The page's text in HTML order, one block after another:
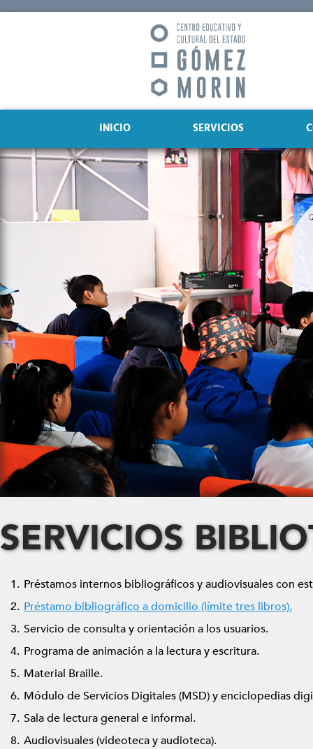
INICIO SERVICIOS
SERVICIOS
Préstamos internos bibliográficos y audiovisuales con
Préstamo bibliográfico a domicilio (límite tres libros).
Servicio de consulta y orientación a los usuarios.
Programa de animación a la lectura y escritura.
Material Braille.
Módulo de Servicios Digitales (MSD) y enciclopedias
Sala de lectura general e informal.
Audiovisuales (videoteca y audioteca).